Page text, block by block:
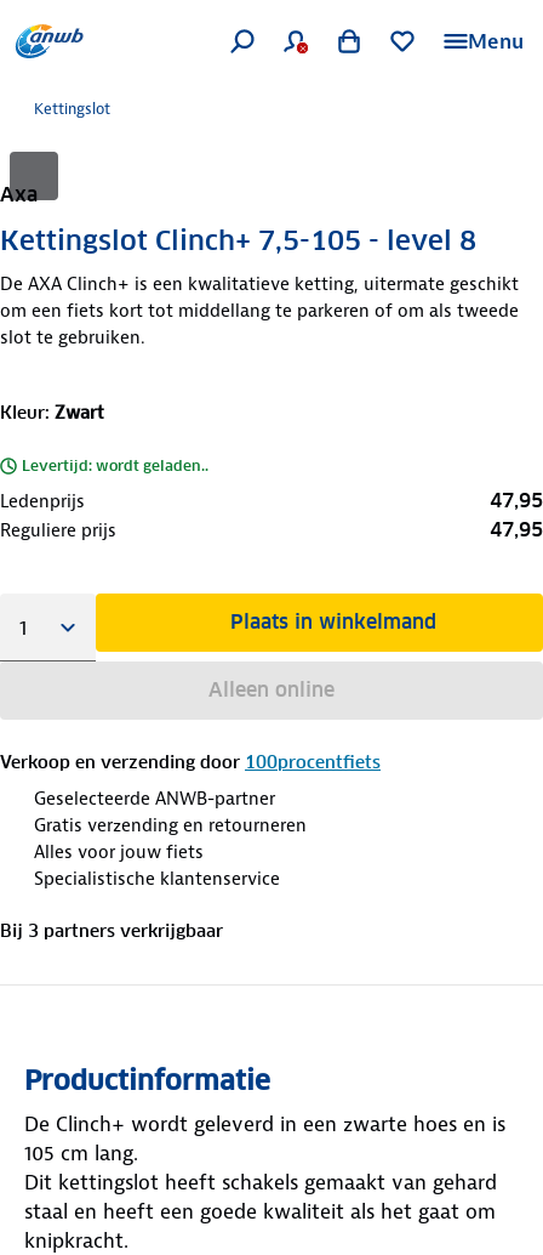
Menu
Kettingslot
Axa
Kettingslot Clinch+ 7,5-105 - level 8
De AXA Clinch+ is een kwalitatieve ketting, uitermate geschikt
om een fiets kort tot middellang te parkeren of om als tweede
slot te gebruiken.
Kleur: Zwart
Levertijd: wordt geladen..
Ledenprijs 47,95
Reguliere prijs 47,95
Plaats in winkelmand
Alleen online
Verkoop en verzending door 100procentfiets
Geselecteerde ANWB-partner
Gratis verzending en retourneren
Alles voor jouw fiets
Specialistische klantenservice
Bij 3 partners verkrijgbaar
Productinformatie
De Clinch+ wordt geleverd in een zwarte hoes en is
105 cm lang.
Dit kettingslot heeft schakels gemaakt van gehard
staal en heeft een goede kwaliteit als het gaat om
knipkracht.